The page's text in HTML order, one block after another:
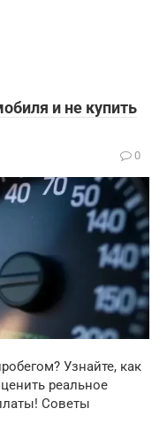
и не купить
0
Узнайте, как
реальное
Советы